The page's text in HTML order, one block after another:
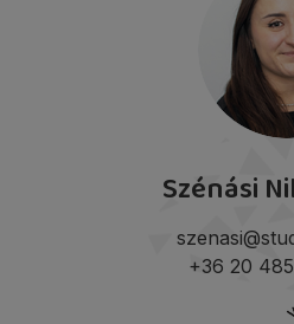
Szénási
+36 20